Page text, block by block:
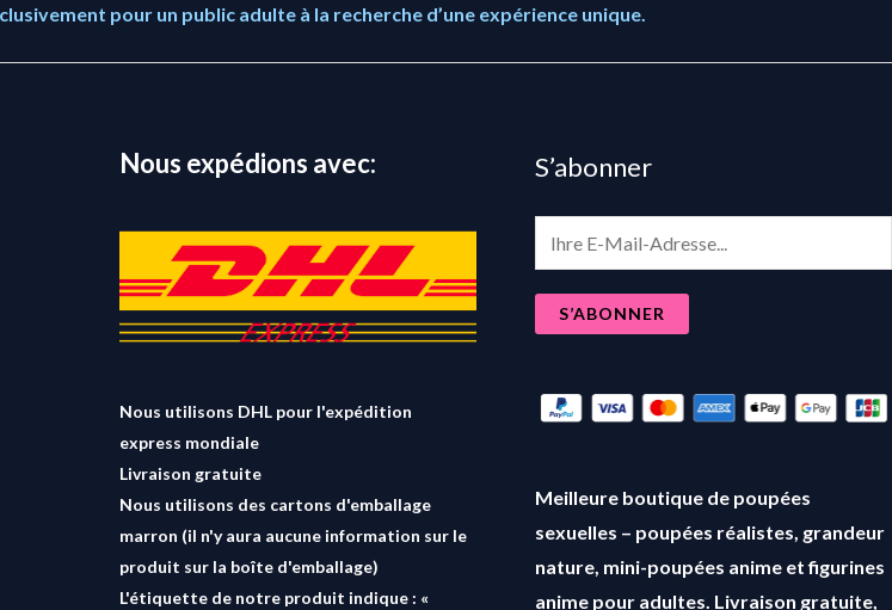
pour un public adulte à la recherche d’une expérience unique.
Nous expédions avec:
Nous utilisons DHL pour l'expédition
express mondiale
Livraison gratuite
Nous utilisons des cartons d'emballage
marron (il n'y aura aucune information sur le
produit sur la boîte d'emballage)
L'étiquette de notre produit indique : «
S’abonner
m
a
i
S’ABONNER
Meilleure boutique de poupées
sexuelles – poupées réalistes, grandeur
nature, mini-poupées anime et figurines
anime pour adultes. Livraison gratuite,